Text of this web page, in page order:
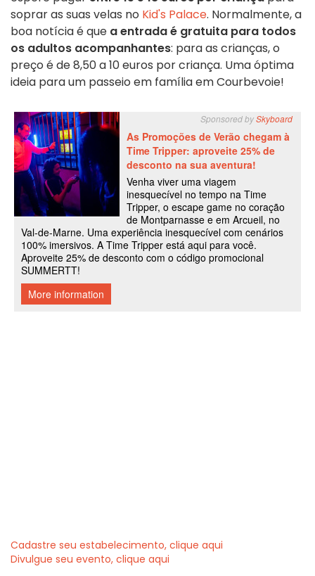
soprar as suas velas no Kid's Palace. Normalmente, a
boa notícia é que a entrada é gratuita para todos
os adultos acompanhantes: para as crianças, o
preço é de 8,50 a 10 euros por criança. Uma óptima
ideia para um passeio em família em Courbevoie!
Cadastre seu estabelecimento, clique aqui
Divulgue seu evento, clique aqui